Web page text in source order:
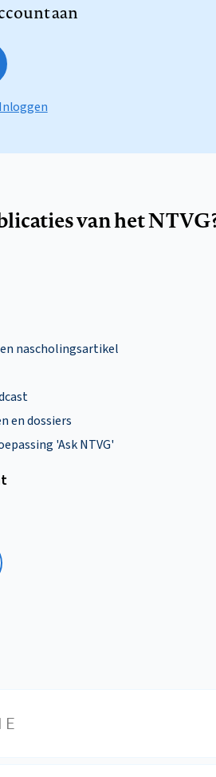
aan
Inloggen
van het
nascholingsartikel
en dossiers
'Ask NTVG'